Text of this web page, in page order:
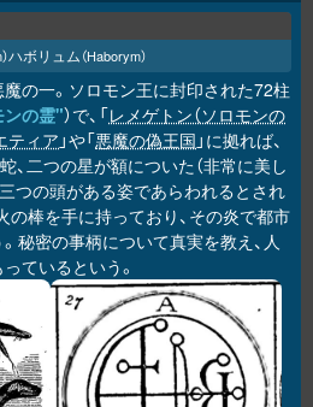
ハボリュム（Haborym）
の一。ソロモン王に封印された72柱
の霊"）で、「レメゲトン（ソロモンの
ティア 」や「悪魔の偽王国 」に拠れば、
、二つの星が額についた（非常に美し
三つの頭がある姿であらわれるとされ
の棒を手に持っており、その炎で都市
秘密の事柄について真実を教え、人
ているという。